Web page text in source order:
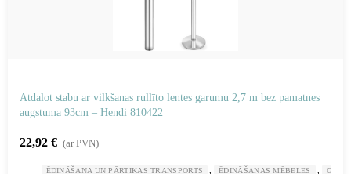
Atdalot stabu ar vilkšanas rullīto lentes garumu 2,7 m bez pamatnes
augstuma 93cm – Hendi 810422
22,92 € (ar PVN)
ĒDINĀŠANA UN PĀRTIKAS TRANSPORTS ĒDINĀŠANAS MĒBELES